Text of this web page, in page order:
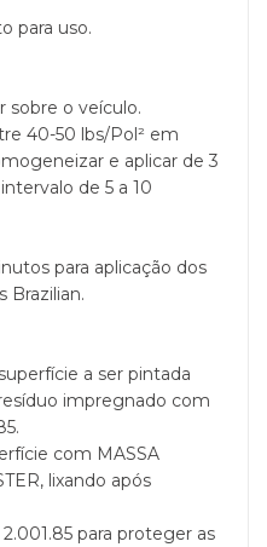
para uso.
sobre o veículo.
40-50 lbs/Pol² em
e aplicar de 3
de 5 a 10
para aplicação dos
Brazilian.
a ser pintada
impregnado com
com MASSA
lixando após
para proteger as